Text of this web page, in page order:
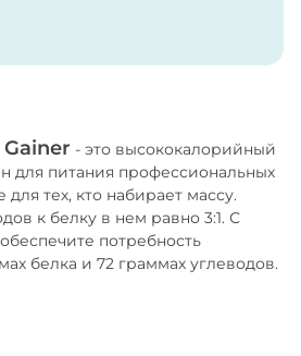
сывороточного белка,
краситель кармин. Может
- это высококалорийный
для питания профессиональных
тех, кто набирает массу.
к белку в нем равно 3:1. С
потребность
белка и 72 граммах углеводов.